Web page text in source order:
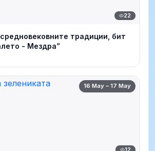
22
традиции, бит
- Мездра”
16 May – 17 May
12